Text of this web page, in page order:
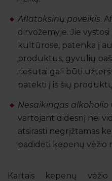
Aflatoksinų poveikis.
dirvožemyje. Jie
kultūrose, patenka į
produktus, gyvulių
riešutai gali būti
patekti į iš šių
Nesaikingas alkoholio
vartojant didesnį nei
atsirasti negrįžtamas
padidėti kepenų vėžio
Kartais kepenų